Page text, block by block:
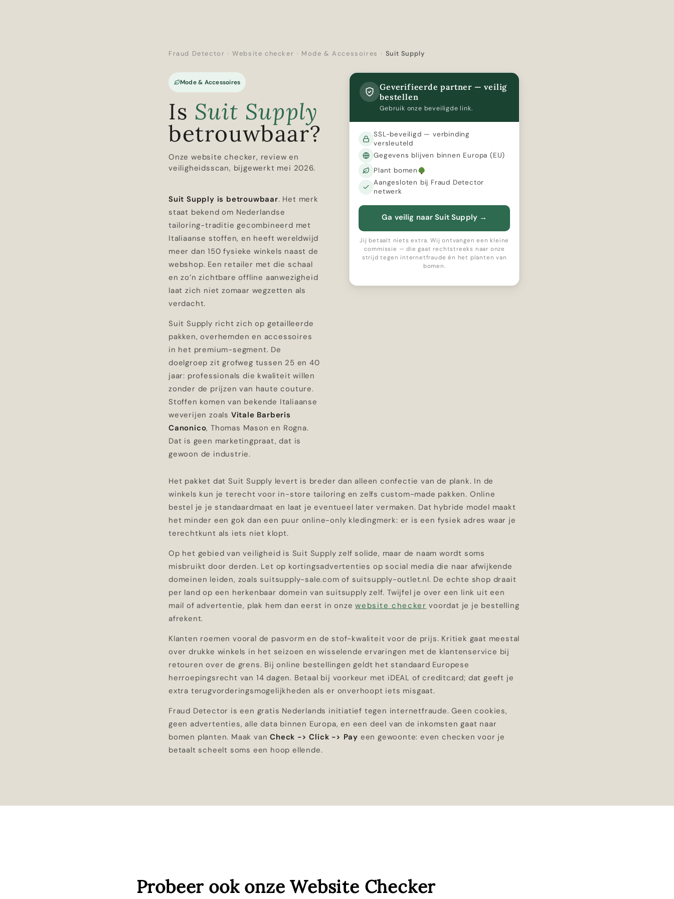
Fraud Detector › Website checker › Mode & Accessoires › Suit Supply
Mode & Accessoires
Is Suit Supply
betrouwbaar?
Onze website checker, review en
veiligheidsscan, bijgewerkt mei 2026.
Geverifieerde partner — veilig
bestellen
Gebruik onze beveiligde link.
SSL-beveiligd — verbinding
versleuteld
Gegevens blijven binnen Europa (EU)
Plant bomen
Aangesloten bij Fraud Detector
netwerk
Ga veilig naar Suit Supply →
Jij betaalt niets extra. Wij ontvangen een kleine
commissie — die gaat rechtstreeks naar onze
strijd tegen internetfraude én het planten van
bomen.
Suit Supply is betrouwbaar. Het merk
staat bekend om Nederlandse
tailoring-traditie gecombineerd met
Italiaanse stoffen, en heeft wereldwijd
meer dan 150 fysieke winkels naast de
webshop. Een retailer met die schaal
en zo’n zichtbare offline aanwezigheid
laat zich niet zomaar wegzetten als
verdacht.
Suit Supply richt zich op getailleerde
pakken, overhemden en accessoires
in het premium-segment. De
doelgroep zit grofweg tussen 25 en 40
jaar: professionals die kwaliteit willen
zonder de prijzen van haute couture.
Stoffen komen van bekende Italiaanse
weverijen zoals Vitale Barberis
Canonico, Thomas Mason en Rogna.
Dat is geen marketingpraat, dat is
gewoon de industrie.
Het pakket dat Suit Supply levert is breder dan alleen confectie van de plank. In de
winkels kun je terecht voor in-store tailoring en zelfs custom-made pakken. Online
bestel je je standaardmaat en laat je eventueel later vermaken. Dat hybride model maakt
het minder een gok dan een puur online-only kledingmerk: er is een fysiek adres waar je
terechtkunt als iets niet klopt.
Op het gebied van veiligheid is Suit Supply zelf solide, maar de naam wordt soms
misbruikt door derden. Let op kortingsadvertenties op social media die naar afwijkende
domeinen leiden, zoals suitsupply-sale.com of suitsupply-outlet.nl. De echte shop draait
per land op een herkenbaar domein van suitsupply zelf. Twijfel je over een link uit een
mail of advertentie, plak hem dan eerst in onzewebsite checker voordat je je bestelling
afrekent.
Klanten roemen vooral de pasvorm en de stof-kwaliteit voor de prijs. Kritiek gaat meestal
over drukke winkels in het seizoen en wisselende ervaringen met de klantenservice bij
retouren over de grens. Bij online bestellingen geldt het standaard Europese
herroepingsrecht van 14 dagen. Betaal bij voorkeur met iDEAL of creditcard; dat geeft je
extra terugvorderingsmogelijkheden als er onverhoopt iets misgaat.
Fraud Detector is een gratis Nederlands initiatief tegen internetfraude. Geen cookies,
geen advertenties, alle data binnen Europa, en een deel van de inkomsten gaat naar
bomen planten. Maak vanCheck -> Click -> Pay een gewoonte: even checken voor je
betaalt scheelt soms een hoop ellende.
Probeer ook onze Website Checker